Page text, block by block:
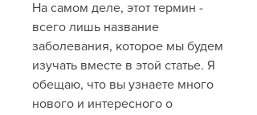
На самом деле, этот термин -
всего лишь название
заболевания, которое мы будем
изучать вместе в этой статье. Я
обещаю, что вы узнаете много
нового и интересного о